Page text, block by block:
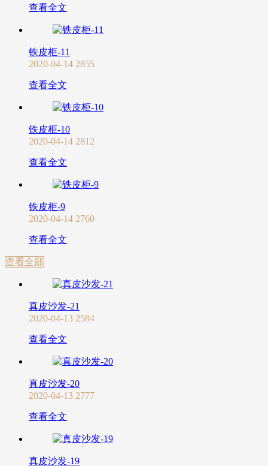
查看全文
铁皮柜-11
2020-04-14 2855
查看全文
铁皮柜-10
2020-04-14 2812
查看全文
铁皮柜-9
2020-04-14 2760
查看全文
查看全部
真皮沙发-21
2020-04-13 2584
查看全文
真皮沙发-20
2020-04-13 2777
查看全文
真皮沙发-19